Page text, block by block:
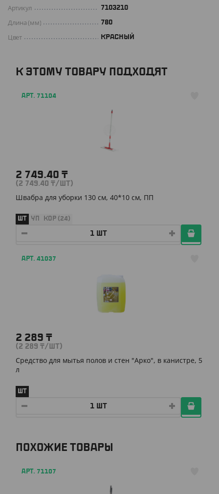
Артикул 7103210
Длина (мм) 780
Цвет КРАСНЫЙ
К ЭТОМУ ТОВАРУ ПОДХОДЯТ
АРТ. 71104
2 749.40 ₸
(2 749.40 ₸/ШТ)
Швабра для уборки 130 см, 40*10 см, ПП
ШТ УП КОР (24)
АРТ. 41037
2 289 ₸
(2 289 ₸/ШТ)
Средство для мытья полов и стен "Арко", в канистре, 5
л
ШТ
ПОХОЖИЕ ТОВАРЫ
АРТ. 71107